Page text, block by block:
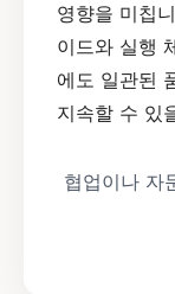
영향을 미칩
이드와 실행
에도 일관된
지속할 수 있
협업이나 자